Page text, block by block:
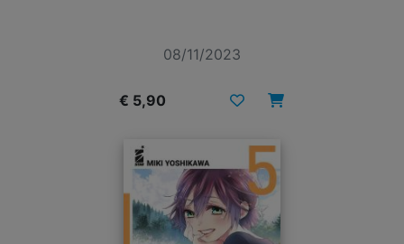
08/11/2023
€ 5,90